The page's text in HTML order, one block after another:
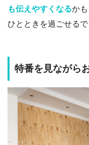
も伝えやすくなるか
ひとときを過ごせるで
特番を見ながら